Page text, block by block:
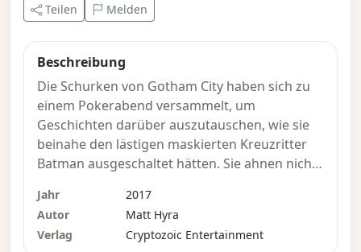
Teilen
Melden
Beschreibung
Die Schurken von Gotham City haben sich zu
einem Pokerabend versammelt, um
Geschichten darüber auszutauschen, wie sie
beinahe den lästigen maskierten Kreuzritter
Batman ausgeschaltet hätten. Sie ahnen nicht,
befindet, getarnt als einer von ihnen. Werden
die Schurken den Fledermausmann in ihrer
Mitte entlarven können, bevor er sie heimlich
Jahr
2017
Autor
Matt Hyra
Verlag
Cryptozoic Entertainment